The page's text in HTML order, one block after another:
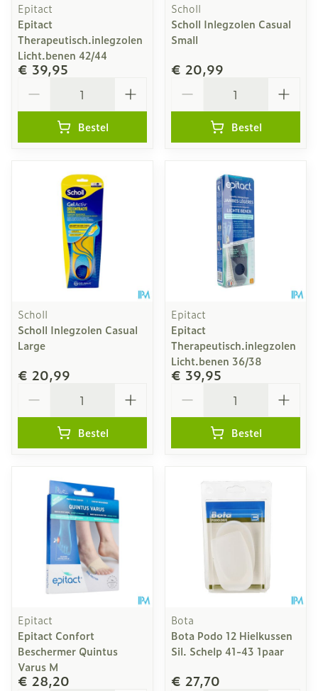
Epitact
Epitact
Therapeutisch.inlegzolen
Licht.benen 42/44
€ 39,95
Bestel
Scholl
Scholl Inlegzolen Casual
Small
€ 20,99
Bestel
Scholl
Scholl Inlegzolen Casual
Large
€ 20,99
Bestel
Epitact
Epitact
Therapeutisch.inlegzolen
Licht.benen 36/38
€ 39,95
Bestel
Epitact
Epitact Confort
Beschermer Quintus
Varus M
€ 28,20
Bota
Bota Podo 12 Hielkussen
Sil. Schelp 41-43 1paar
€ 27,70